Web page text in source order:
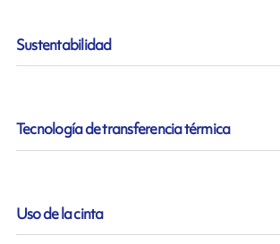
Sustentabilidad
Tecnología de transferencia térmica
Uso de la cinta